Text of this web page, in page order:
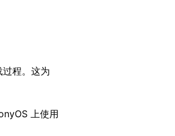
程。这为
上使用